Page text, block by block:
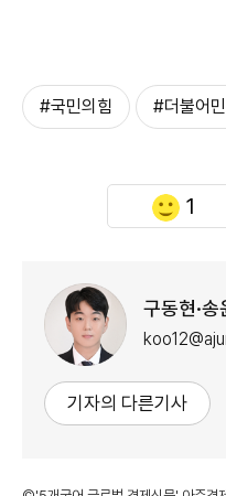
#국민의힘 #더불어
1
구동현·
기자의 다른기사